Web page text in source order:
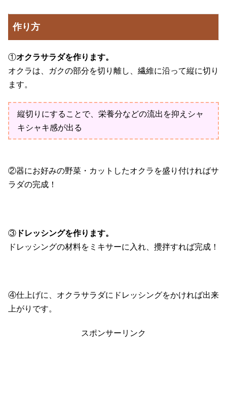
作り方
①オクラサラダを作ります。
オクラは、ガクの部分を切り離し、繊維に沿って縦に切り
ます。
縦切りにすることで、栄養分などの流出を抑えシャ
キシャキ感が出る
②器にお好みの野菜・カットしたオクラを盛り付ければサ
ラダの完成！
③ ドレッシングを作ります。
ドレッシングの材料をミキサーに入れ、攪拌すれば完成！
④仕上げに、オクラサラダにドレッシングをかければ出来
上がりです。
スポンサーリンク